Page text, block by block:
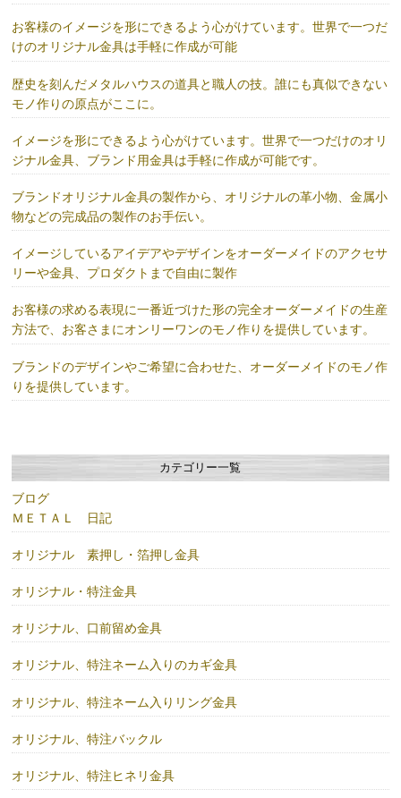
お客様のイメージを形にできるよう心がけています。世界で一つだ
けのオリジナル金具は手軽に作成が可能
歴史を刻んだメタルハウスの道具と職人の技。誰にも真似できない
モノ作りの原点がここに。
イメージを形にできるよう心がけています。世界で一つだけのオリ
ジナル金具、ブランド用金具は手軽に作成が可能です。
ブランドオリジナル金具の製作から、オリジナルの革小物、金属小
物などの完成品の製作のお手伝い。
イメージしているアイデアやデザインをオーダーメイドのアクセサ
リーや金具、プロダクトまで自由に製作
お客様の求める表現に一番近づけた形の完全オーダーメイドの生産
方法で、お客さまにオンリーワンのモノ作りを提供しています。
ブランドのデザインやご希望に合わせた、オーダーメイドのモノ作
りを提供しています。
カテゴリー一覧
ブログ
ＭＥＴＡＬ 日記
オリジナル 素押し・箔押し金具
オリジナル・特注金具
オリジナル、口前留め金具
オリジナル、特注ネーム入りのカギ金具
オリジナル、特注ネーム入りリング金具
オリジナル、特注バックル
オリジナル、特注ヒネリ金具